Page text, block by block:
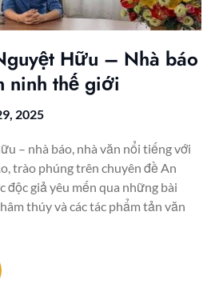
Hữu – Nhà báo
ninh thế giới
2025
– nhà báo, nhà văn nổi tiếng với
trào phúng trên chuyên đề An
độc giả yêu mến qua những bài
thúy và các tác phẩm tản văn